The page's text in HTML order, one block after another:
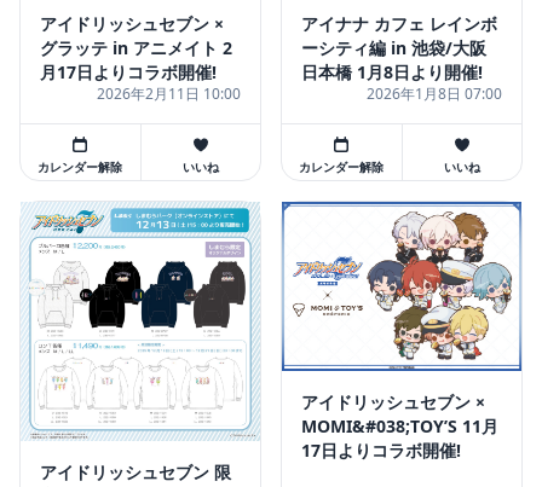
アイドリッシュセブン ×
グラッテ in アニメイト 2
月17日よりコラボ開催!
2026年2月11日 10:00
カレンダー解除 いいね
アイナナ カフェ レインボ
ーシティ編 in 池袋/大阪
日本橋 1月8日より開催!
2026年1月8日 07:00
カレンダー解除 いいね
アイドリッシュセブン 限
アイドリッシュセブン ×
MOMI&#038;TOY’S 11月
17日よりコラボ開催!